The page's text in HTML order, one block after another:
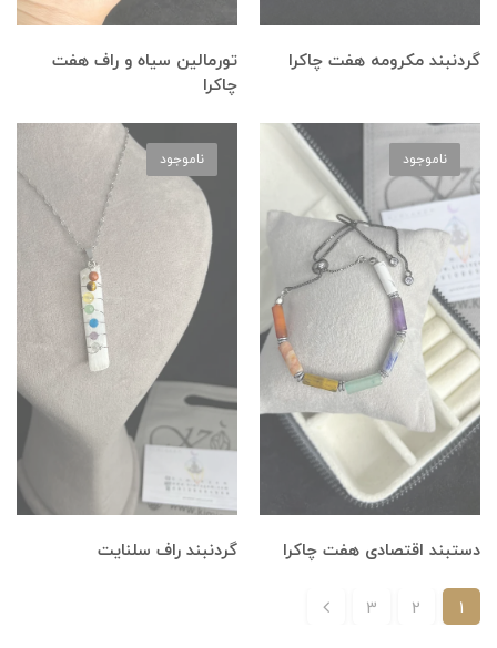
گردنبند مکرومه هفت چاکرا
تورمالین سیاه و راف هفت
چاکرا
دستبند اقتصادی هفت چاکرا
ناموجود
گردنبند راف سلنایت
ناموجود
1
2
3